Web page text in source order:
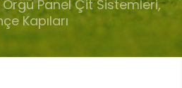
Panel Çit Sistemleri,
Kapıları